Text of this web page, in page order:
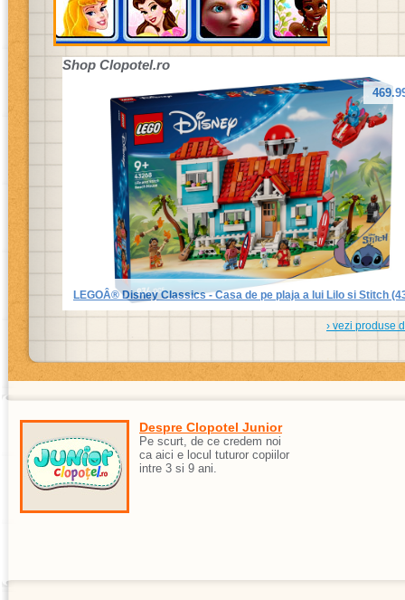
Shop Clopotel.ro
LEGOÂ® Disney Classics - Casa de pe plaja a lui Lilo si Stitch
› vezi produse
Despre Clopotel Junior
Pe scurt, de ce credem noi
ca aici e locul tuturor copiilor
intre 3 si 9 ani.